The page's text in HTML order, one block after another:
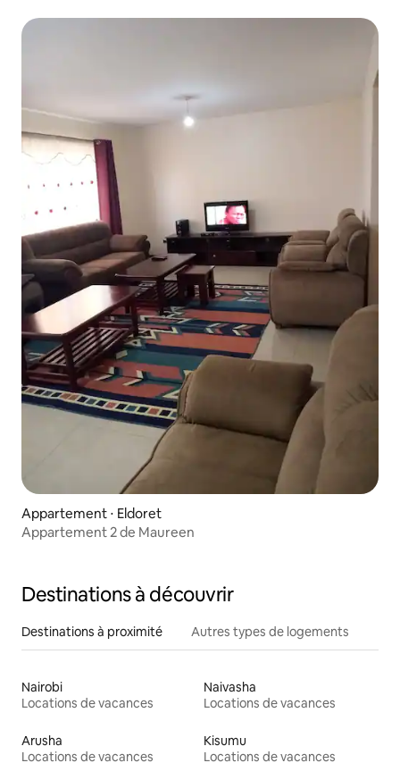
Appartement ⋅ Eldoret
Appartement 2 de Maureen
Destinations à découvrir
Destinations à proximité Autres types de logements
Nairobi
Locations de vacances
Naivasha
Locations de vacances
Arusha
Locations de vacances
Kisumu
Locations de vacances